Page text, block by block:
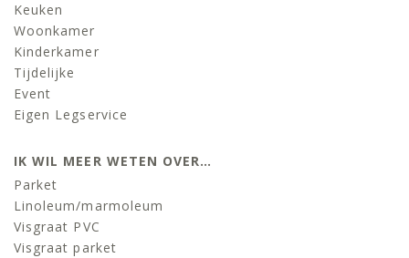
Keuken
Woonkamer
Kinderkamer
Tijdelijke
Event
Eigen Legservice
IK WIL MEER WETEN OVER…
Parket
Linoleum/marmoleum
Visgraat PVC
Visgraat parket